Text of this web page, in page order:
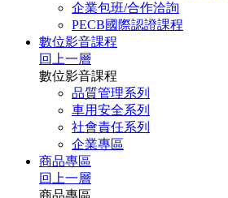
企業包班/合作洽詢
PECB國際認證課程
數位影音課程
回上一層
數位影音課程
品質管理系列
車用安全系列
社會責任系列
企業專區
商品專區
回上一層
商品專區